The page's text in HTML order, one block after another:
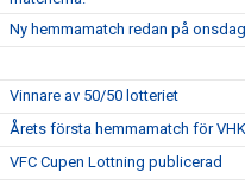
Ny hemmamatch redan på onsdag
Vinnare av 50/50 lotteriet
Årets första hemmamatch för
VFC Cupen Lottning publicerad